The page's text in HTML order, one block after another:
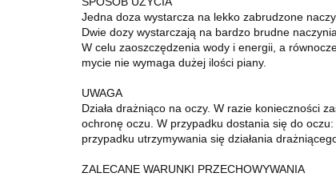
Jedna doza wystarcza na lekko zabrudzone
Dwie dozy wystarczają na bardzo brudne naczynia.
W celu zaoszczędzenia wody i energii, a
mycie nie wymaga dużej ilości piany.
UWAGA
Działa drażniąco na oczy. W razie konieczności
ochronę oczu. W przypadku dostania się do
przypadku utrzymywania się działania
ZALECANE WARUNKI PRZECHOWYWANIA